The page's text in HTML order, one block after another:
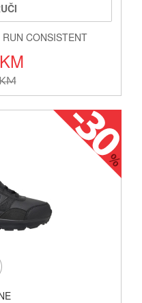
CONSISTENT